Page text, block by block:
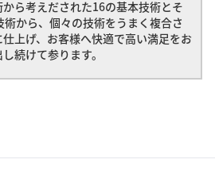
ら考えだされた16の基本技術とそ
から、個々の技術をうまく複合さ
上げ、お客様へ快適で高い満足をお
続けて参ります。